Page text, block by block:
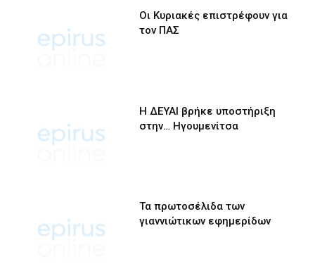
Οι Κυριακές επιστρέφουν για
τον ΠΑΣ
Η ΔΕΥΑΙ βρήκε υποστήριξη
στην… Ηγουμενίτσα
Τα πρωτοσέλιδα των
γιαννιώτικων εφημερίδων